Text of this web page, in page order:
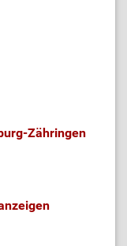
Zähringen